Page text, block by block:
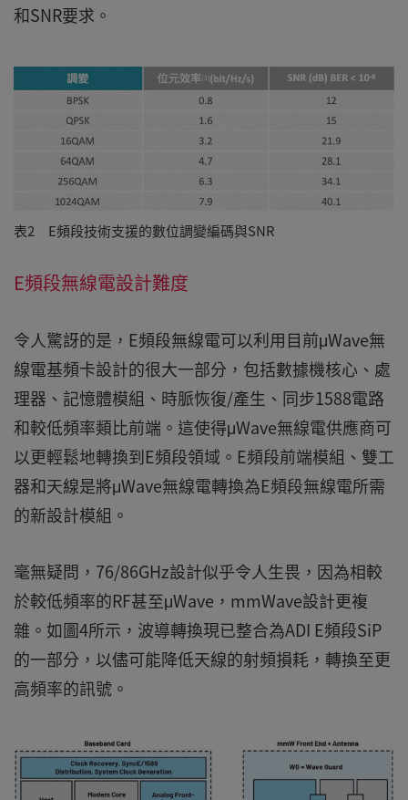
和SNR要求。
表2 E頻段技術支援的數位調變編碼與SNR
E頻段無線電設計難度
令人驚訝的是，E頻段無線電可以利用目前μWave無
線電基頻卡設計的很大一部分，包括數據機核心、處
理器、記憶體模組、時脈恢復/產生、同步1588電路
和較低頻率類比前端。這使得μWave無線電供應商可
以更輕鬆地轉換到E頻段領域。E頻段前端模組、雙工
器和天線是將μWave無線電轉換為E頻段無線電所需
的新設計模組。
毫無疑問，76/86GHz設計似乎令人生畏，因為相較
於較低頻率的RF甚至μWave，mmWave設計更複
雜。如圖4所示，波導轉換現已整合為ADI E頻段SiP
的一部分，以儘可能降低天線的射頻損耗，轉換至更
高頻率的訊號。